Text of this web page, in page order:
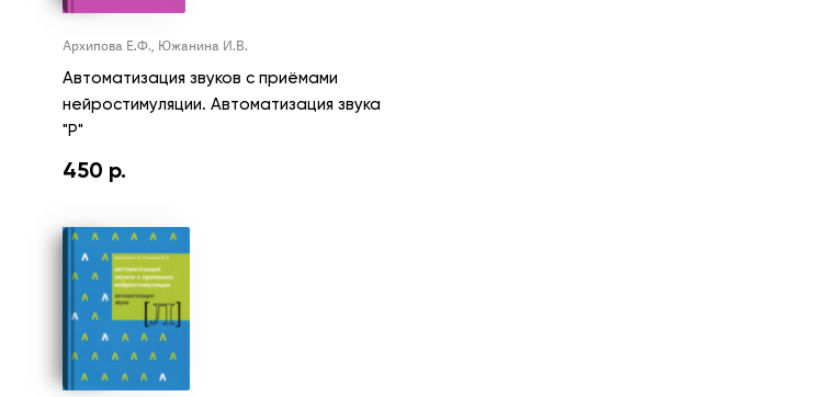
Архипова Е.Ф., Южанина И.В.
Автоматизация звуков с приёмами
нейростимуляции. Автоматизация звука
"Р"
450 р.